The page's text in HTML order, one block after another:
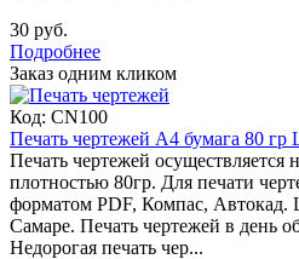
30 руб.
Подробнее
Заказ одним кликом
Код: CN100
Печать чертежей А4 бумага 80 гр
Печать чертежей осуществляется
плотностью 80гр. Для печати
форматом PDF, Компас, Автокад.
Самаре. Печать чертежей в день
Недорогая печать чер...